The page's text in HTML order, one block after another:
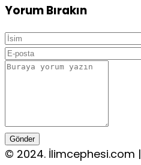
Yorum Bırakın
Gönder
© 2024. İlimcephesi.com |